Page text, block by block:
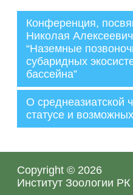
Администратор
01.03.2023
Конференция,
Николая
“Наземные
субаридных
бассейна”
О среднеазиатской
статусе и
Copyright © 2026
Институт Зоологии РК